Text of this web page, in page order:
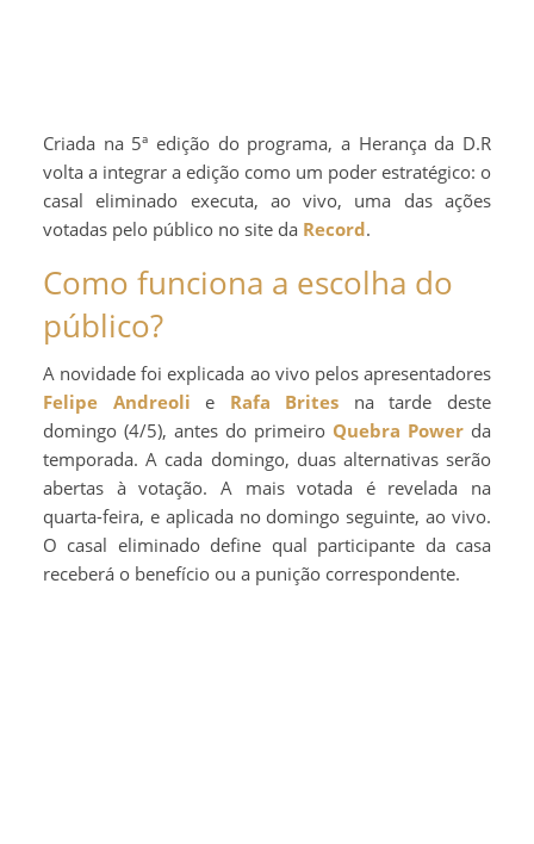
Criada na 5ª edição do programa, a Herança da D.R
volta a integrar a edição como um poder estratégico: o
casal eliminado executa, ao vivo, uma das ações
votadas pelo público no site da Record.
Como funciona a escolha do
público?
A novidade foi explicada ao vivo pelos apresentadores
Felipe Andreoli e Rafa Brites na tarde deste
domingo (4/5), antes do primeiro Quebra Power da
temporada. A cada domingo, duas alternativas serão
abertas à votação. A mais votada é revelada na
quarta-feira, e aplicada no domingo seguinte, ao vivo.
O casal eliminado define qual participante da casa
receberá o benefício ou a punição correspondente.